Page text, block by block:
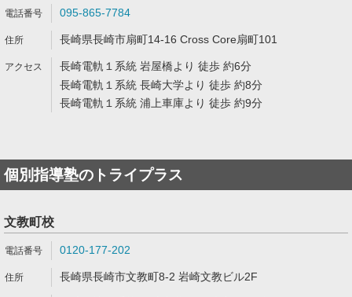
095-865-7784
長崎県長崎市扇町14-16 Cross Core扇町101
長崎電軌１系統 岩屋橋より 徒歩 約6分
長崎電軌１系統 長崎大学より 徒歩 約8分
長崎電軌１系統 浦上車庫より 徒歩 約9分
個別指導塾のトライプラス
文教町校
0120-177-202
長崎県長崎市文教町8-2 岩崎文教ビル2F